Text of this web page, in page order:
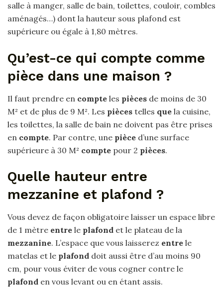
salle à manger, salle de bain, toilettes, couloir, combles
aménagés…) dont la hauteur sous plafond est
supérieure ou égale à 1,80 mètres.
Qu’est-ce qui compte comme
pièce dans une maison ?
Il faut prendre en compte les pièces de moins de 30
M² et de plus de 9 M². Les pièces telles que la cuisine,
les toilettes, la salle de bain ne doivent pas être prises
en compte. Par contre, une pièce d’une surface
supérieure à 30 M² compte pour 2 pièces.
Quelle hauteur entre
mezzanine et plafond ?
Vous devez de façon obligatoire laisser un espace libre
de 1 mètre entre le plafond et le plateau de la
mezzanine. L’espace que vous laisserez entre le
matelas et le plafond doit aussi être d’au moins 90
cm, pour vous éviter de vous cogner contre le
plafond en vous levant ou en étant assis.